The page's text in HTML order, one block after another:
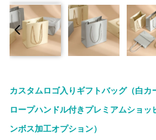
カスタムロゴ入りギフトバッグ（白
ロープハンドル付きプレミアムショ
ンボス加工オプション）